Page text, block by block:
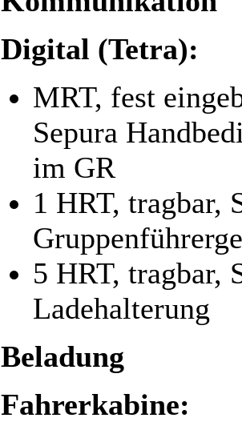
Digital (Tetra):
MRT, fest
Sepura
im GR
1 HRT, tragbar,
5 HRT, tragbar,
Ladehalterung
Beladung
Fahrerkabine: